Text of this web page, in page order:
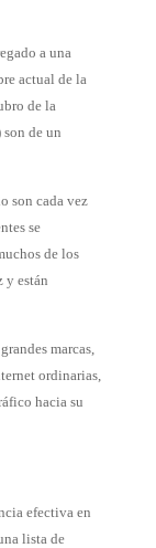
a una
actual de la
de la
de un
son cada vez
se
de los
y están
marcas,
ordinarias,
hacia su
efectiva en
lista de